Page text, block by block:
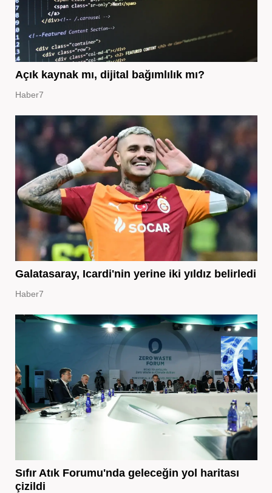
Açık kaynak mı, dijital bağımlılık mı?
Haber7
Galatasaray, Icardi'nin yerine iki yıldız belirledi
Haber7
Sıfır Atık Forumu'nda geleceğin yol haritası
çizildi